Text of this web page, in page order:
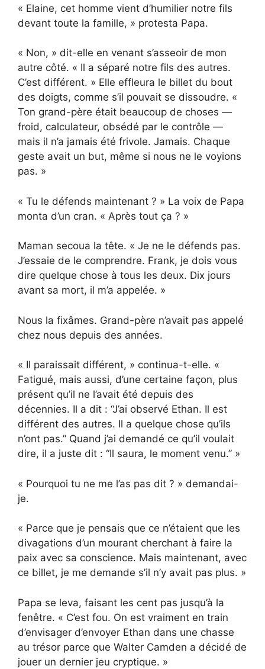
« Elaine, cet homme vient d’humilier notre fils
devant toute la famille, » protesta Papa.
« Non, » dit-elle en venant s’asseoir de mon
autre côté. « Il a séparé notre fils des autres.
C’est différent. » Elle effleura le billet du bout
des doigts, comme s’il pouvait se dissoudre. «
Ton grand-père était beaucoup de choses —
froid, calculateur, obsédé par le contrôle —
mais il n’a jamais été frivole. Jamais. Chaque
geste avait un but, même si nous ne le voyions
pas. »
« Tu le défends maintenant ? » La voix de Papa
monta d’un cran. « Après tout ça ? »
Maman secoua la tête. « Je ne le défends pas.
J’essaie de le comprendre. Frank, je dois vous
dire quelque chose à tous les deux. Dix jours
avant sa mort, il m’a appelée. »
Nous la fixâmes. Grand-père n’avait pas appelé
chez nous depuis des années.
« Il paraissait différent, » continua-t-elle. «
Fatigué, mais aussi, d’une certaine façon, plus
présent qu’il ne l’avait été depuis des
décennies. Il a dit : “J’ai observé Ethan. Il est
différent des autres. Il a quelque chose qu’ils
n’ont pas.” Quand j’ai demandé ce qu’il voulait
dire, il a juste dit : “Il saura, le moment venu.” »
« Pourquoi tu ne me l’as pas dit ? » demandai-
je.
« Parce que je pensais que ce n’étaient que les
divagations d’un mourant cherchant à faire la
paix avec sa conscience. Mais maintenant, avec
ce billet, je me demande s’il n’y avait pas plus. »
Papa se leva, faisant les cent pas jusqu’à la
fenêtre. « C’est fou. On est vraiment en train
d’envisager d’envoyer Ethan dans une chasse
au trésor parce que Walter Camden a décidé de
jouer un dernier jeu cryptique. »